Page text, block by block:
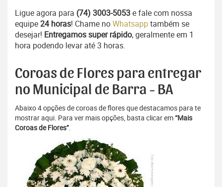
Ligue agora para (74) 3003-5053e fale com nossa
equipe24 horas! Chame noWhatsapptambém se
desejar! Entregamos super rápido, geralmente em 1
hora podendo levar até 3 horas.
Coroas de Flores para entregar
no Municipal de Barra - BA
Abaixo 4 opções de coroas de flores que destacamos para te
mostrar aqui. Para ver mais opções, basta clicar em“Mais
Coroas de Flores”.